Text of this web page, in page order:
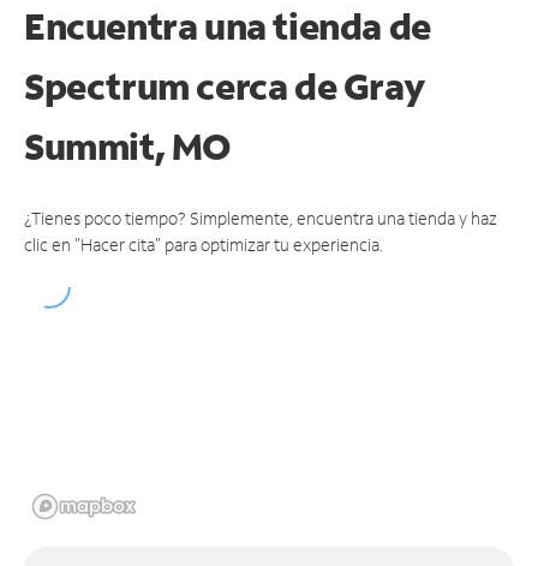
Encuentra una tienda de
Spectrumcerca de Gray
Summit, MO
¿Tienes poco tiempo? Simplemente, encuentra una tienda y haz
clic en "Hacer cita" para optimizar tu experiencia.